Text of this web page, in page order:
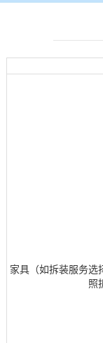
家具（如拆装服务选
照